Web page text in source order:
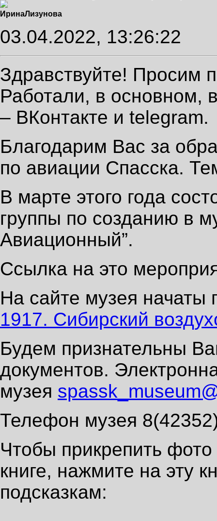
ИринаЛизунова
03.04.2022, 13:26:22
Здравствуйте! Просим
Работали, в основном,
– ВКонтакте и telegram.
Благодарим Вас за
по авиации Спасска.
В марте этого года
группы по созданию в
Авиационный”.
Ссылка на это
На сайте музея начаты
1917. Сибирский
Будем признательны
документов.
музея
Телефон музея
Чтобы прикрепить
книге, нажмите на эту
подсказкам: